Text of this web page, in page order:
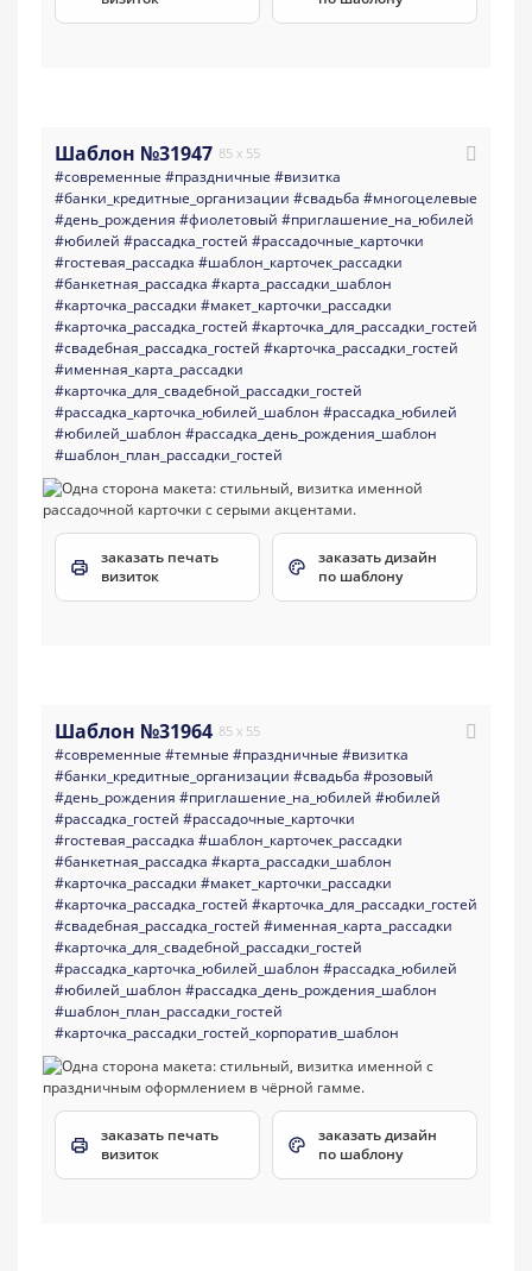
Шаблон №31947 85 x 55
#современные #праздничные #визитка
#банки_кредитные_организации #свадьба #многоцелевые
#день_рождения #фиолетовый #приглашение_на_юбилей
#юбилей #рассадка_гостей #рассадочные_карточки
#гостевая_рассадка #шаблон_карточек_рассадки
#банкетная_рассадка #карта_рассадки_шаблон
#карточка_рассадки #макет_карточки_рассадки
#карточка_рассадка_гостей #карточка_для_рассадки_гостей
#свадебная_рассадка_гостей #карточка_рассадки_гостей
#именная_карта_рассадки
#карточка_для_свадебной_рассадки_гостей
#рассадка_карточка_юбилей_шаблон #рассадка_юбилей
#юбилей_шаблон #рассадка_день_рождения_шаблон
#шаблон_план_рассадки_гостей
заказать печать
визиток
заказать дизайн
по шаблону
Шаблон №31964 85 x 55
#современные #темные #праздничные #визитка
#банки_кредитные_организации #свадьба #розовый
#день_рождения #приглашение_на_юбилей #юбилей
#рассадка_гостей #рассадочные_карточки
#гостевая_рассадка #шаблон_карточек_рассадки
#банкетная_рассадка #карта_рассадки_шаблон
#карточка_рассадки #макет_карточки_рассадки
#карточка_рассадка_гостей #карточка_для_рассадки_гостей
#свадебная_рассадка_гостей #именная_карта_рассадки
#карточка_для_свадебной_рассадки_гостей
#рассадка_карточка_юбилей_шаблон #рассадка_юбилей
#юбилей_шаблон #рассадка_день_рождения_шаблон
#шаблон_план_рассадки_гостей
#карточка_рассадки_гостей_корпоратив_шаблон
заказать печать
визиток
заказать дизайн
по шаблону